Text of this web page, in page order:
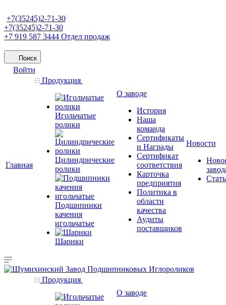
+7(35245)2-71-30
+7(35245)2-71-30
+7 919 587 3444 Отдел продаж
Поиск
Войти
Главная
Продукция
Игольчатые
ролики
Цилиндрические
ролики
Подшипники
качения
игольчатые
Шарики
О заводе
История
Наша
команда
Сертификаты
и Награды
Сертификат
соответствия
Карточка
предприятия
Политика в
области
качества
Аудиты
поставщиков
Новости
Продукция
О заводе